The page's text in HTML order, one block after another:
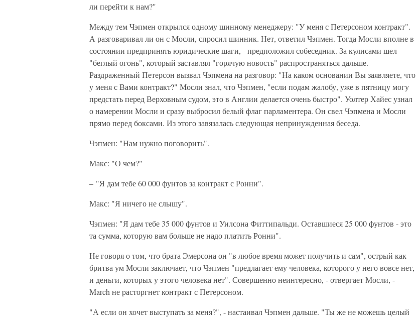
ли перейти к нам?"
Между тем Чэпмен открылся одному шинному менеджеру: "У меня с Петерсоном контракт".
А разговаривал ли он с Мосли, спросил шинник. Нет, ответил Чэпмен. Тогда Мосли вполне в
состоянии предпринять юридические шаги, - предположил собеседник. За кулисами шел
"беглый огонь", который заставлял "горячую новость" распространяться дальше.
Раздраженный Петерсон вызвал Чэпмена на разговор: "На каком основании Вы заявляете, что
у меня с Вами контракт?" Мосли знал, что Чэпмен, "если подам жалобу, уже в пятницу могу
предстать перед Верховным судом, это в Англии делается очень быстро". Уолтер Хайес узнал
о намерении Мосли и сразу выбросил белый флаг парламентера. Он свел Чэпмена и Мосли
прямо перед боксами. Из этого завязалась следующая непринужденная беседа.
Чэпмен: "Нам нужно поговорить".
Макс: "О чем?"
– "Я дам тебе 60 000 фунтов за контракт с Ронни".
Макс: "Я ничего не слышу".
Чэпмен: "Я дам тебе 35 000 фунтов и Уилсона Фиттипальди. Оставшиеся 25 000 фунтов - это
та сумма, которую вам больше не надо платить Ронни".
Не говоря о том, что брата Эмерсона он "в любое время может получить и сам", острый как
бритва ум Мосли заключает, что Чэпмен "предлагает ему человека, которого у него вовсе нет,
и деньги, которых у этого человека нет". Совершенно неинтересно, - отвергает Мосли, -
March не расторгнет контракт с Петерсоном.
"А если он хочет выступать за меня?", - настаивал Чэпмен дальше. "Ты же не можешь целый